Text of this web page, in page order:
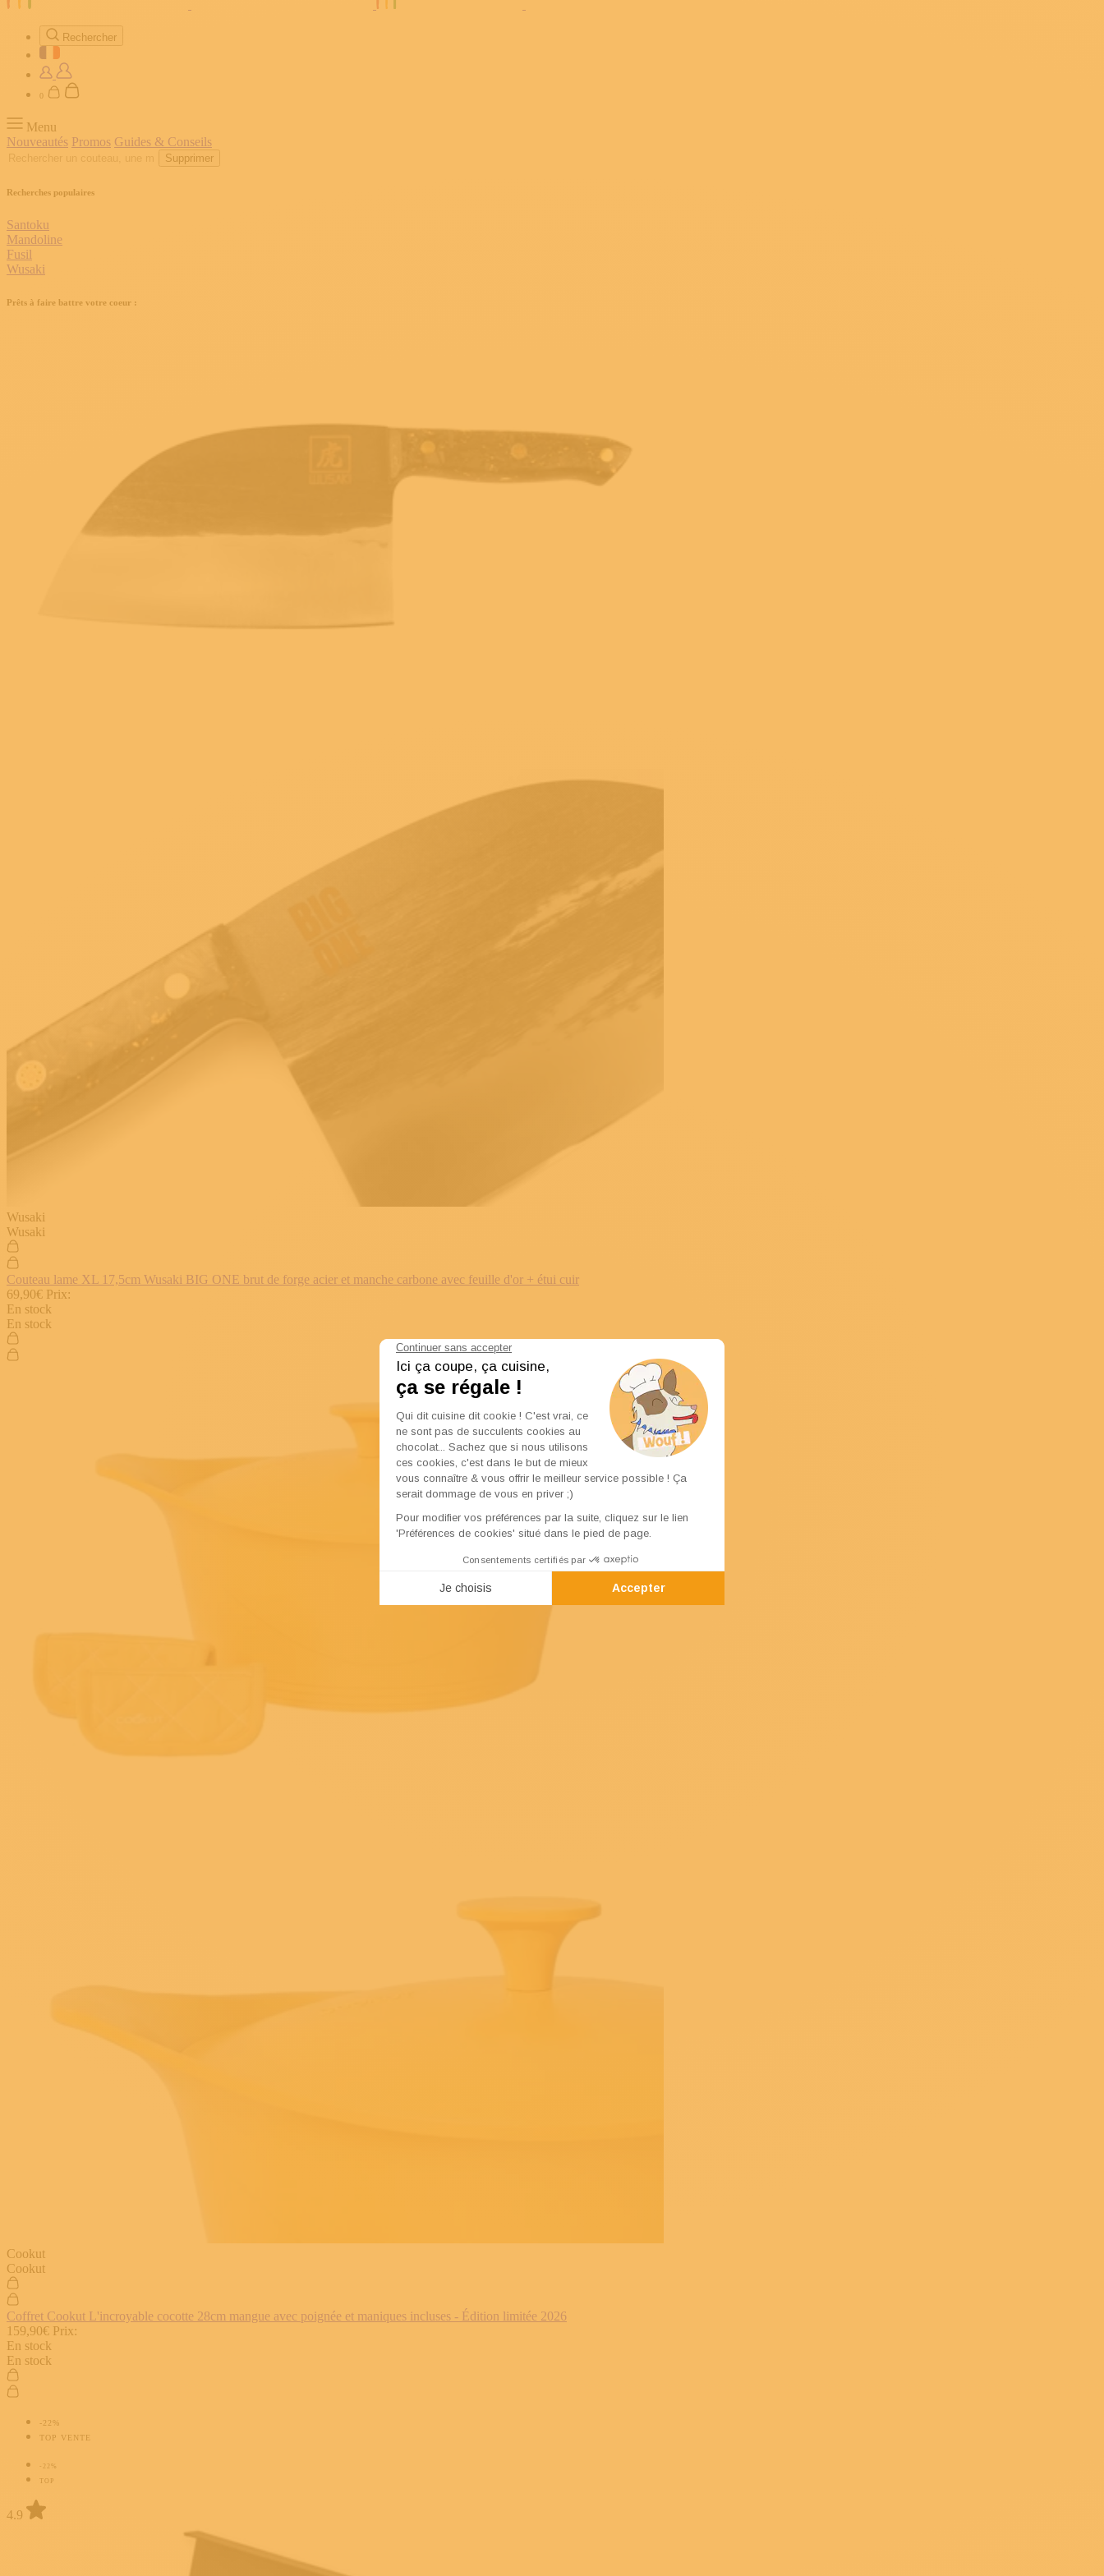
Rechercher
0
Menu
Nouveautés Promos Guides & Conseils
Supprimer
Recherches populaires
Santoku
Mandoline
Fusil
Wusaki
Prêts à faire battre votre coeur :
Wusaki
Wusaki
Couteau lame XL 17,5cm Wusaki BIG ONE brut de forge acier et manche carbone avec feuille d'or + étui cuir
69,90€ Prix:
En stock
En stock
Cookut
Cookut
Coffret Cookut L'incroyable cocotte 28cm mangue avec poignée et maniques incluses - Édition limitée 2026
159,90€ Prix:
En stock
En stock
-22%
TOP VENTE
-22%
TOP
4.9